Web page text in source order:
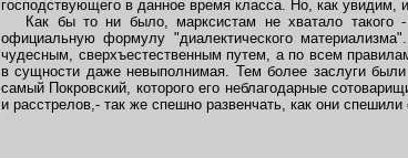
господствующего в данное время класса. Но, как увидим,
Как бы то ни было, марксистам не хватало такого -
официальную формулу "диалектического
чудесным, сверхъестественным путем, а по всем
в сущности даже невыполнимая. Тем более заслуги
самый Покровский, которого его неблагодарные
и расстрелов,- так же спешно развенчать, как они спешили